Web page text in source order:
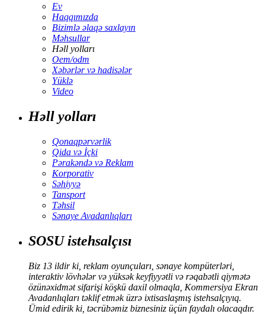
Ev
Haqqımızda
Bizimlə əlaqə saxlayın
Məhsullar
Həll yolları
Oem/odm
Xəbərlər və hadisələr
Yüklə
Video
Həll yolları
Qonaqpərvərlik
Qida və İçki
Pərakəndə və Reklam
Korporativ
Səhiyyə
Tansport
Təhsil
Sənaye Avadanlıqları
SOSU istehsalçısı
Biz 13 ildir ki, reklam oyunçuları, sənaye kompüterləri,
interaktiv lövhələr və yüksək keyfiyyətli və rəqabətli qiymətə
özünəxidmət sifarişi köşkü daxil olmaqla, Kommersiya Ekran
Avadanlıqları təklif etmək üzrə ixtisaslaşmış istehsalçıyıq.
Ümid edirik ki, təcrübəmiz biznesiniz üçün faydalı olacaqdır.